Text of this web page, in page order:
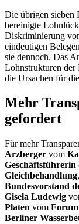
Die übrigen sieben
bereinigte
Diskriminierung
eindeutigen
sie dennoch. Das
Lohnstrukturen der
die Ursachen für
Mehr
gefordert
Für mehr
Arzberger vom
Geschäftsführerin
Gleichbehandlung,
Bundesvorstand
Gisela Ludewig
Platen vom Forum
Berliner